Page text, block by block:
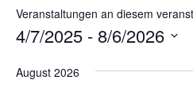
Veranstaltungen an diesem
4/7/2025 - 8/6/2026
wählen.
August 2026